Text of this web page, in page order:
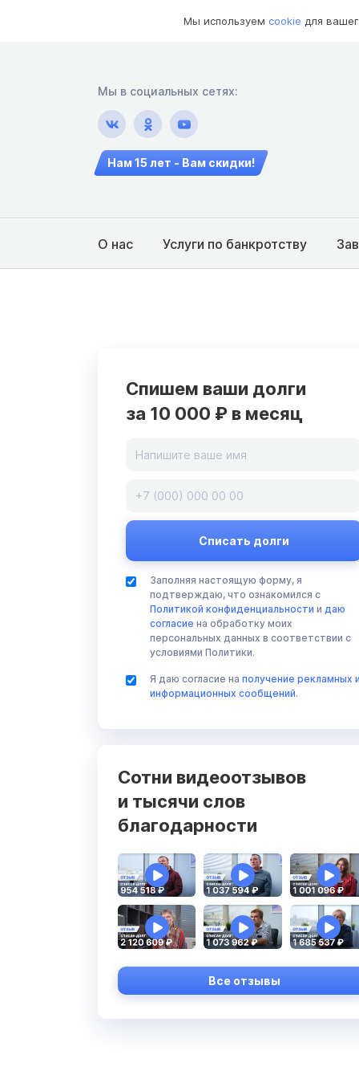
Мы используем cookie для
Мы в социальных сетях:
Нам 15 лет - Вам скидки!
О нас Услуги по банкротству
Спишем ваши долги
за 10 000 ₽ в месяц
Заполняя настоящую форму, я
подтверждаю, что ознакомился с
Политикой конфиденциальности и даю
согласие на обработку моих
персональных данных в соответствии с
условиями Политики.
Я даю согласие на получение рекламных и
информационных сообщений.
Сотни видеоотзывов
и тысячи слов
благодарности
Все отзывы